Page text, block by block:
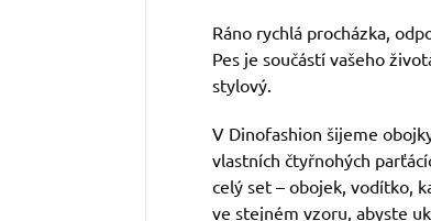
Ráno rychlá procházka,
Pes je součástí vašeho
stylový.
V Dinofashion šijeme
vlastních čtyřnohých
celý set – obojek, vodítko,
ve stejném vzoru, abyste